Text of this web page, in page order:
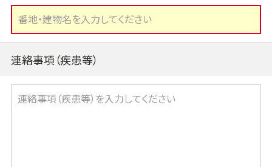
連絡事項（疾患等）